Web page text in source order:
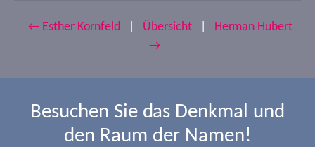
← Esther Kornfeld Übersicht
Herman Hubert
→
Besuchen Sie das Denkmal und
den Raum der Namen!